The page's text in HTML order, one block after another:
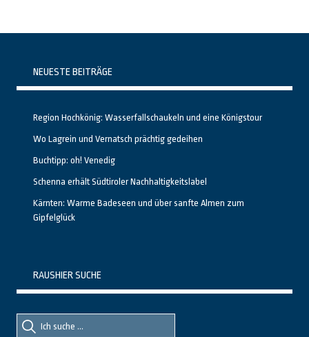
NEUESTE BEITRÄGE
Region Hochkönig: Wasserfallschaukeln und eine Königstour
Wo Lagrein und Vernatsch prächtig gedeihen
Buchtipp: oh! Venedig
Schenna erhält Südtiroler Nachhaltigkeitslabel
Kärnten: Warme Badeseen und über sanfte Almen zum
Gipfelglück
RAUSHIER SUCHE
Suche
nach::
Suche
nach: